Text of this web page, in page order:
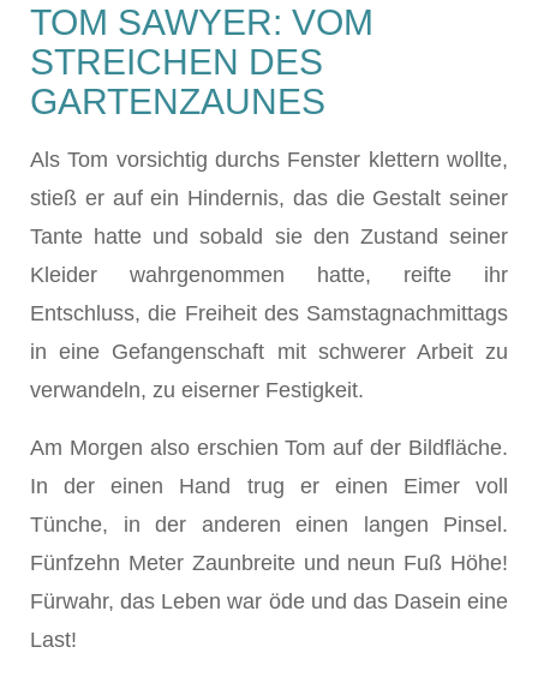
TOM SAWYER: VOM
STREICHEN DES
GARTENZAUNES
Als Tom vorsichtig durchs Fenster klettern wollte,
stieß er auf ein Hindernis, das die Gestalt seiner
Tante hatte und sobald sie den Zustand seiner
Kleider wahrgenommen hatte, reifte ihr
Entschluss, die Freiheit des Samstagnachmittags
in eine Gefangenschaft mit schwerer Arbeit zu
verwandeln, zu eiserner Festigkeit.
Am Morgen also erschien Tom auf der Bildfläche.
In der einen Hand trug er einen Eimer voll
Tünche, in der anderen einen langen Pinsel.
Fünfzehn Meter Zaunbreite und neun Fuß Höhe!
Fürwahr, das Leben war öde und das Dasein eine
Last!